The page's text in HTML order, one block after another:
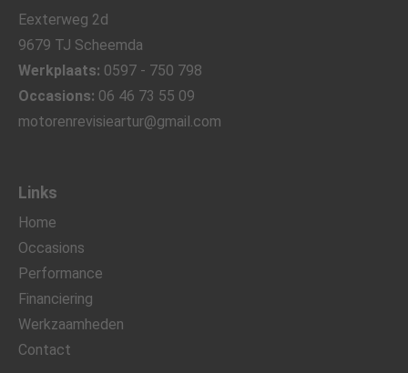
Eexterweg 2d
9679 TJ Scheemda
Werkplaats: 0597 - 750 798
Occasions: 06 46 73 55 09
motorenrevisieartur@gmail.com
Links
Home
Occasions
Performance
Financiering
Werkzaamheden
Contact